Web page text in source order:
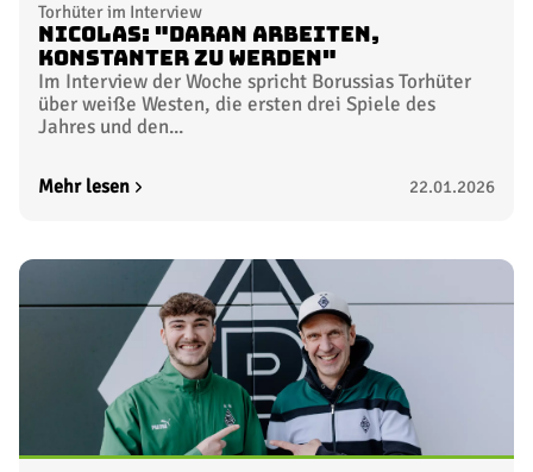
Torhüter im Interview
Nicolas: "Daran arbeiten,
konstanter zu werden"
Im Interview der Woche spricht Borussias Torhüter
über weiße Westen, die ersten drei Spiele des
Jahres und den...
Mehr lesen 22.01.2026